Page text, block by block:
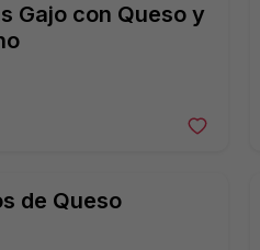
Gajo con Queso y
de Queso